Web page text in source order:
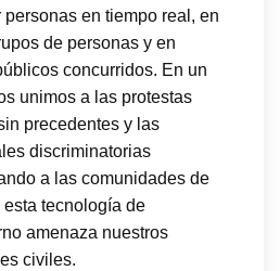
en tiempo real, en
de personas y en
concurridos. En un
unimos a las protestas
precedentes y las
discriminatorias
a las comunidades de
tecnología de
amenaza nuestros
civiles.